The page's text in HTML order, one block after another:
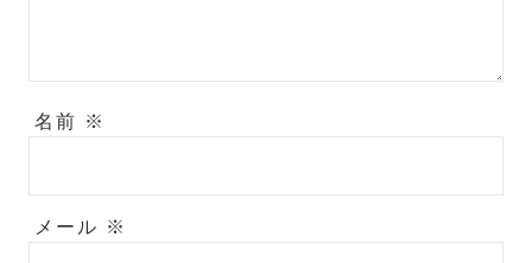
名前 ※
メール ※